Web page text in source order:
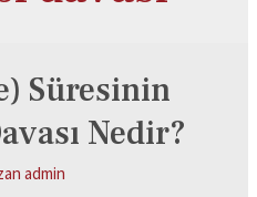
Süresinin
Nedir?
admin